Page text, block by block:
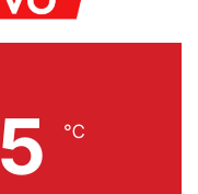
5 ℃